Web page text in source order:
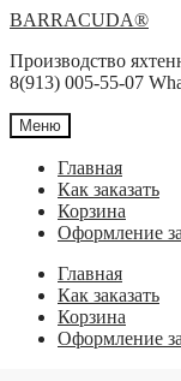
Перейти
навигации
Перейти
содержимому
BARRACUDA®
Производство
8(913) 005-55-07
Меню
Главная
Как заказать
Корзина
Оформление
Главная
Как заказать
Корзина
Оформление